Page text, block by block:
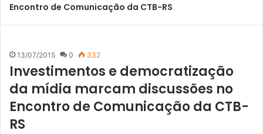
Encontro de Comunicação da CTB-RS
13/07/2015 0 332
Investimentos e democratização
da mídia marcam discussões no
Encontro de Comunicação da CTB-
RS